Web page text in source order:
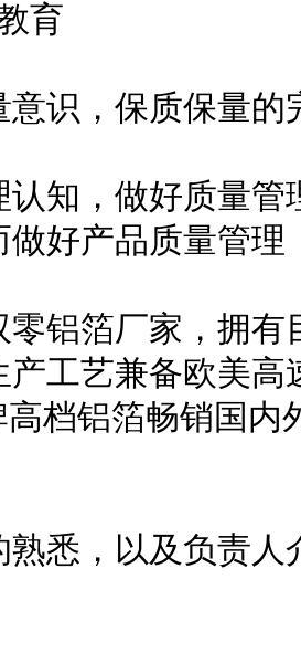
育
意识，保质保量的
认知，做好质量
做好产品质量管
零铝箔厂家，拥
产工艺兼备欧美
高档铝箔畅销国
熟悉，以及负责